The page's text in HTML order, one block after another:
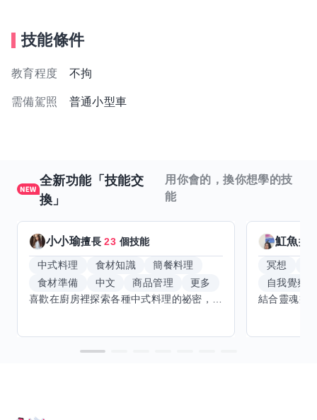
技能條件
教育程度 不拘
需備駕照 普通小型車
全新功能「技能交
換」
用你會的，換你想學的技
能
小小瑜擅長23 個技能
中式料理 食材知識
簡餐料理
食材準備
中文 商品管理
更多
魟魚擅
冥想
自我覺察